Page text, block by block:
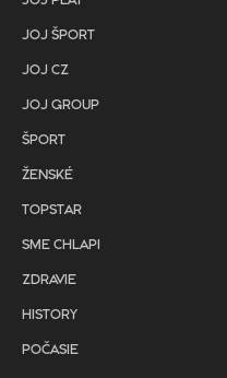
JOJ ŠPORT
JOJ CZ
JOJ GROUP
ŠPORT
ŽENSKÉ
TOPSTAR
SME CHLAPI
ZDRAVIE
HISTORY
POČASIE